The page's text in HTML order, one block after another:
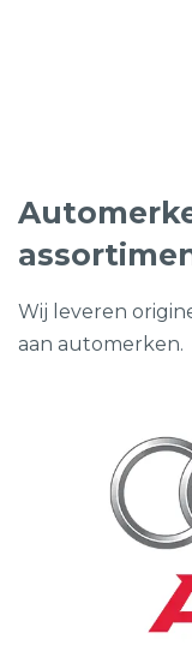
Wij leveren
aan automerken.